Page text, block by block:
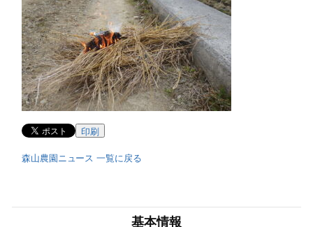
印刷
森山農園ニュース 一覧に戻る
基本情報